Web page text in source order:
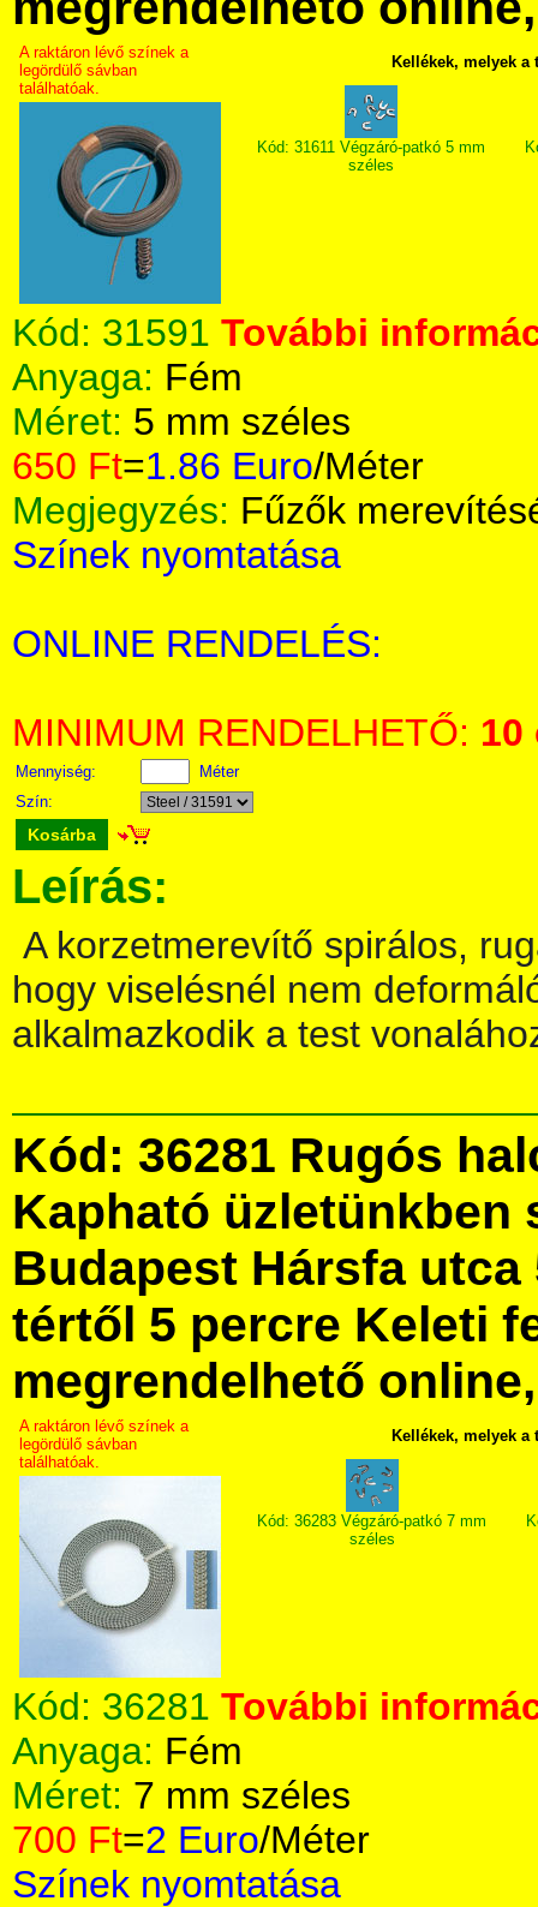
A raktáron lévő színek a
legördülő sávban
találhatóak.
Kellékek, melyek
Kód: 31611 Végzáró-patkó 5 mm
széles
Kód: 31591 További
Anyaga: Fém
Méret: 5 mm széles
650 Ft=1.86 Euro/Méter
Megjegyzés: Fűzők
Színek nyomtatása
ONLINE RENDELÉS:
MINIMUM RENDELHETŐ: 10
Mennyiség:
Méter
Szín:
Kosárba
Leírás:
A korzetmerevítő spirálos,
hogy viselésnél nem
alkalmazkodik a test
Kód: 36281 Rugós
Kapható üzletünkben
Budapest Hársfa utca
tértől 5 percre Keleti
megrendelhető
A raktáron lévő színek a
legördülő sávban
találhatóak.
Kellékek, melyek
Kód: 36283 Végzáró-patkó 7 mm
széles
Kód: 36281 További
Anyaga: Fém
Méret: 7 mm széles
700 Ft=2 Euro/Méter
Színek nyomtatása